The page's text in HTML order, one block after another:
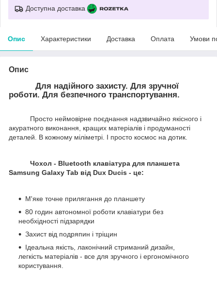
Доступна доставка
Опис Характеристики Доставка Оплата Умови
Опис
Для надійного захисту. Для зручної
роботи. Для безпечного транспортування.
Просто неймовірне поєднання надзвичайно якісного і
акуратного виконання, кращих матеріалів і продуманості
деталей. В кожному міліметрі. І просто космос на дотик.
Чохол - Bluetooth клавіатура для планшета
Samsung Galaxy Tab від Dux Ducis - це:
М'яке точне прилягання до планшету
80 годин автономної роботи клавіатури без
необхідності підзарядки
Захист від подряпин і тріщин
Ідеальна якість, лаконічний стриманий дизайн,
легкість матеріалів - все для зручного і ергономічного
користування.